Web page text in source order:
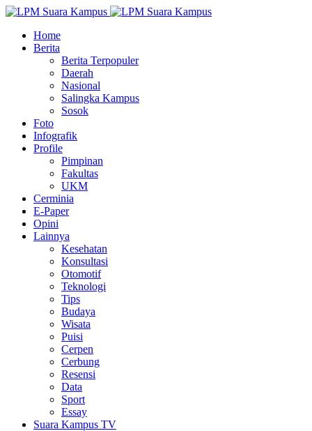
Home
Berita
Berita Terpopuler
Daerah
Nasional
Salingka Kampus
Sosok
Foto
Infografik
Profile
Pimpinan
Fakultas
UKM
Cerminia
E-Paper
Opini
Lainnya
Kesehatan
Konsultasi
Otomotif
Teknologi
Tips
Budaya
Wisata
Puisi
Cerpen
Cerbung
Resensi
Data
Sport
Essay
Suara Kampus TV